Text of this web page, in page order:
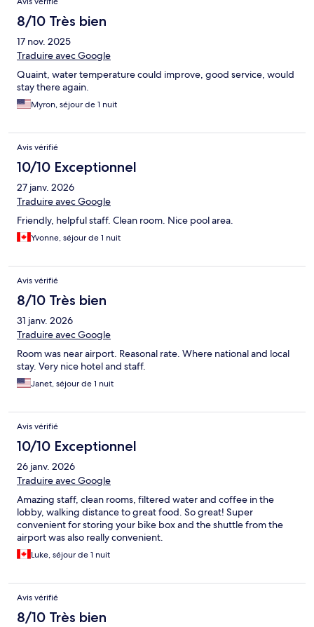
8/10 Très bien
17 nov. 2025
Traduire avec Google
Quaint, water temperature could improve, good service, would
stay there again.
Myron, séjour de 1 nuit
Avis vérifié
10/10 Exceptionnel
27 janv. 2026
Traduire avec Google
Friendly, helpful staff. Clean room. Nice pool area.
Yvonne, séjour de 1 nuit
Avis vérifié
8/10 Très bien
31 janv. 2026
Traduire avec Google
Room was near airport. Reasonal rate. Where national and local
stay. Very nice hotel and staff.
Janet, séjour de 1 nuit
Avis vérifié
10/10 Exceptionnel
26 janv. 2026
Traduire avec Google
Amazing staff, clean rooms, filtered water and coffee in the
lobby, walking distance to great food. So great! Super
convenient for storing your bike box and the shuttle from the
airport was also really convenient.
Luke, séjour de 1 nuit
Avis vérifié
8/10 Très bien